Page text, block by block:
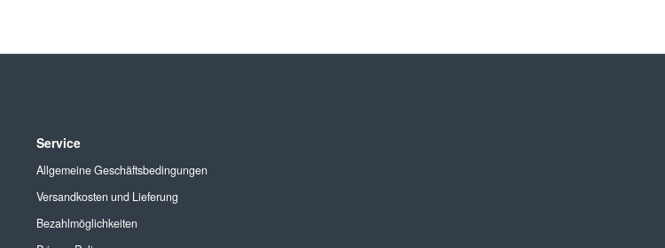
Service
Allgemeine Geschäftsbedingungen
Versandkosten und Lieferung
Bezahlmöglichkeiten